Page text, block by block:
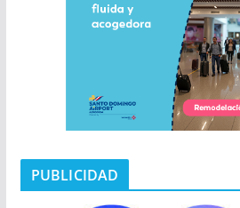
PUBLICIDAD